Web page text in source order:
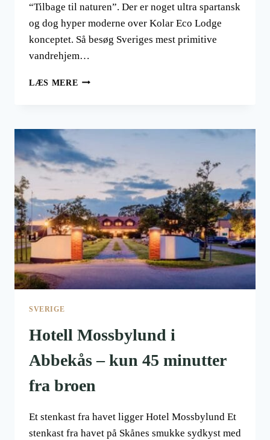
“Tilbage til naturen”. Der er noget ultra spartansk
og dog hyper moderne over Kolar Eco Lodge
konceptet. Så besøg Sveriges mest primitive
vandrehjem…
LÆS MERE KOLARBYN
ANDERLEDES
I
SVERIGE
SVERIGE
Hotell Mossbylund i
Abbekås – kun 45 minutter
fra broen
Et stenkast fra havet ligger Hotel Mossbylund Et
stenkast fra havet på Skånes smukke sydkyst med